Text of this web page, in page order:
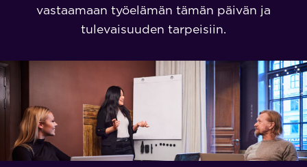
vastaamaan työelämän tämän päivän ja
tulevaisuuden tarpeisiin.